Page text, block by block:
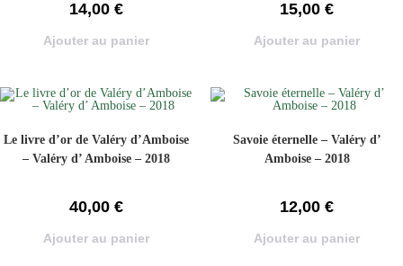
14,00 €
Ajouter au panier
15,00 €
Ajouter au panier
Le livre d’or de Valéry d’Amboise
– Valéry d’ Amboise – 2018
40,00 €
Ajouter au panier
Savoie éternelle – Valéry d’
Amboise – 2018
12,00 €
Ajouter au panier